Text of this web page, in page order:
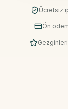
Ücretsiz
Ön